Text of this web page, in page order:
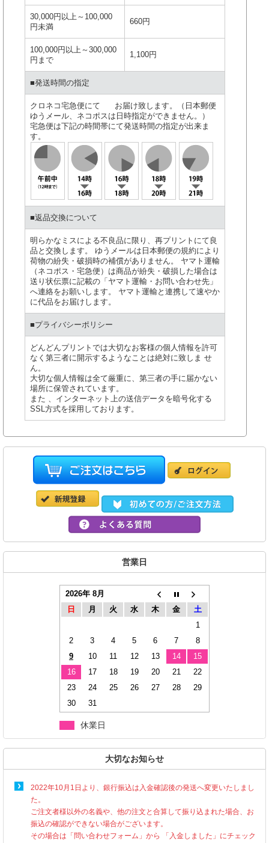
30,000円以上～100,000
円未満
660円
100,000円以上～300,000
円まで
1,100円
■発送時間の指定
クロネコ宅急便にて お届け致します。（日本郵便
ゆうメール、ネコポスは日時指定ができません。）
宅急便は下記の時間帯にて発送時間の指定が出来ま
す。
■返品交換について
明らかなミスによる不良品に限り、再プリントにて良
品と交換します。 ゆうメールは日本郵便の規約により
荷物の紛失・破損時の補償がありません。 ヤマト運輸
（ネコポス・宅急便）は商品が紛失・破損した場合は
送り状伝票に記載の「ヤマト運輸・お問い合わせ先」
へ連絡をお願いします。 ヤマト運輸と連携して速やか
に代品をお届けします。
■プライバシーポリシー
どんどんプリントでは大切なお客様の個人情報を許可
なく第三者に開示するようなことは絶対に致しま せ
ん。
大切な個人情報は全て厳重に、第三者の手に届かない
場所に保管されています。
また 、インターネット上の送信データを暗号化する
SSL方式を採用しております。
営業日
2026年 8月
日
月 火 水 木 金
土
1
2
3 4 5 6 7
8
9
10 11 12 13 14
15
16
17 18 19 20 21
22
23
24 25 26 27 28
29
30
31
休業日
大切なお知らせ
2022年10月1日より、銀行振込は入金確認後の発送へ変更いたしまし
た。
ご注文者様以外の名義や、他の注文と合算して振り込まれた場合、お
振込の確認ができない場合がございます。
その場合は「問い合わせフォーム」から 「入金しました」にチェック